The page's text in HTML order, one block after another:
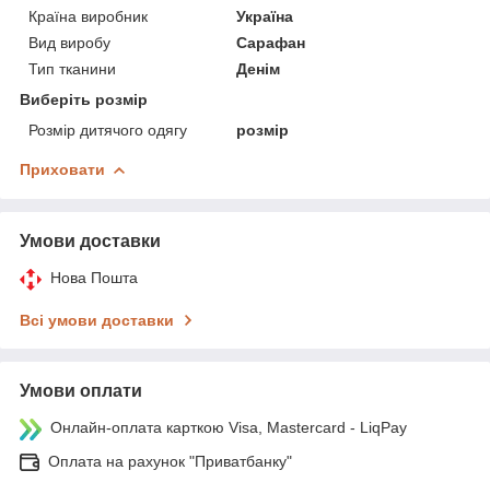
Країна виробник
Україна
Вид виробу
Сарафан
Тип тканини
Денім
Виберіть розмір
Розмір дитячого одягу
розмір
Приховати
Умови доставки
Нова Пошта
Всі умови доставки
Умови оплати
Онлайн-оплата карткою Visa, Mastercard - LiqPay
Оплата на рахунок "Приватбанку"